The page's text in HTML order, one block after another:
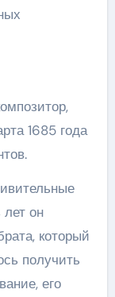
1685 года
он
который
получить
его